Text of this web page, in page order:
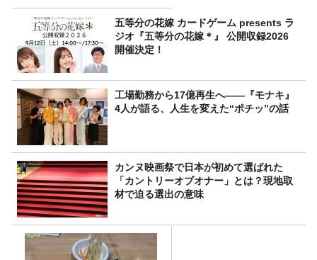
五等分の花嫁 カードゲーム presents ラ
ジオ『五等分の花嫁＊』 公開収録2026
開催決定！
工場勤務から17億再生へ——『モナキ』
4人が語る、人生を変えた“ポチッ”の話
カンヌ映画祭で日本が初めて選ばれた
「カントリーオブオナー」とは？現地取
材で迫る選出の意味